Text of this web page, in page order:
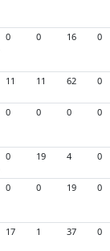
0 0 16 0
11 11 62 0
0 0 0 0
0 19 4 0
0 0 19 0
17 1 37 0